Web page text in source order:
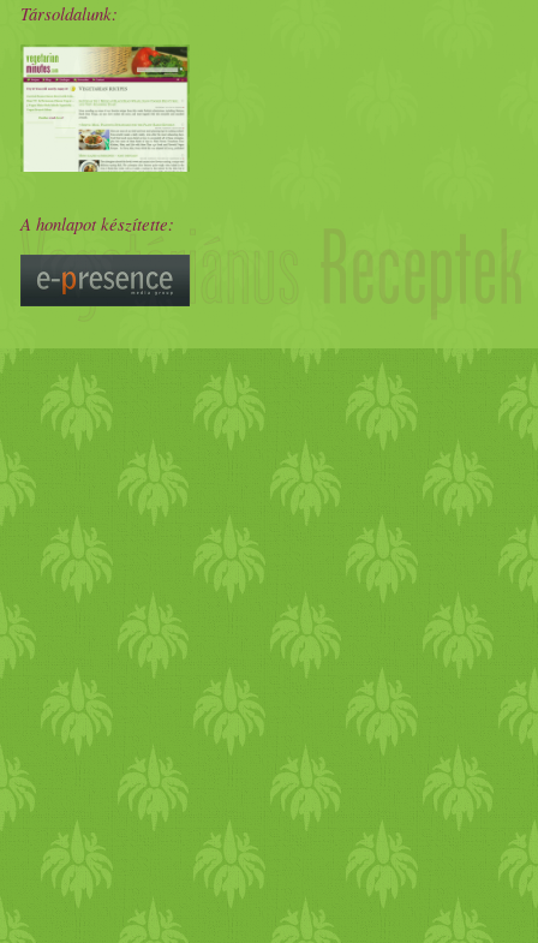
Társoldalunk:
A honlapot készítette: